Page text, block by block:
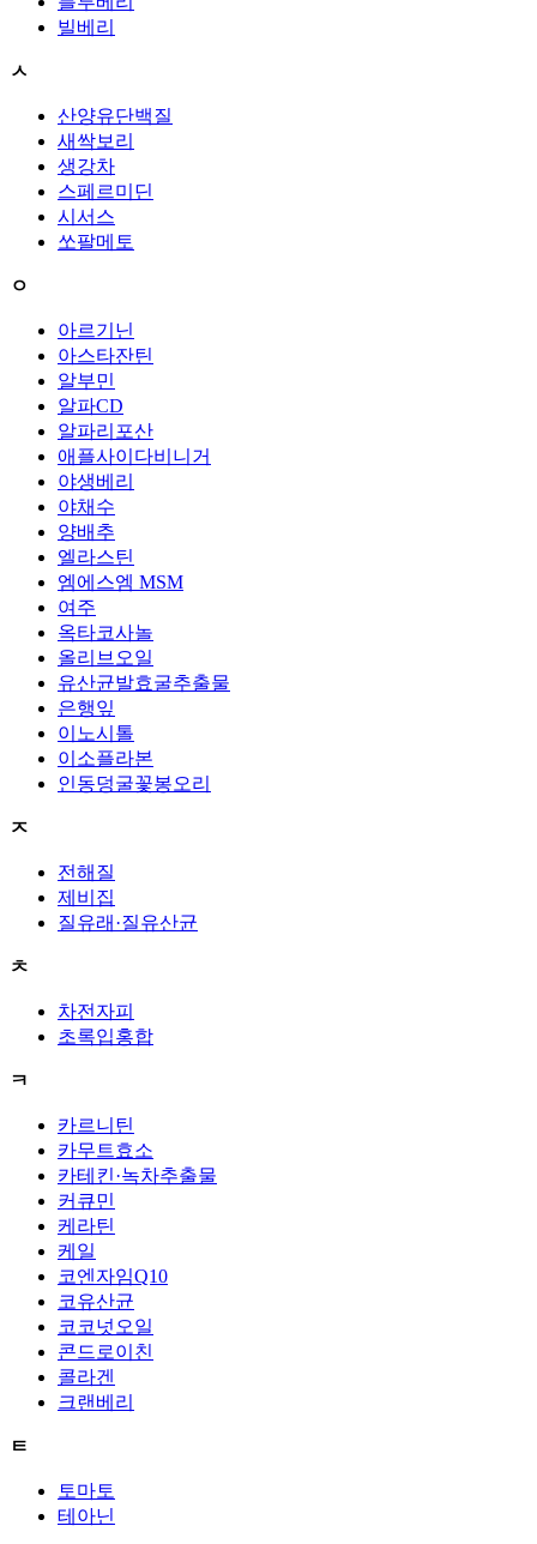
빌베리
ㅅ
산양유단백질
새싹보리
생강차
스페르미딘
시서스
쏘팔메토
ㅇ
아르기닌
아스타잔틴
알부민
알파CD
알파리포산
애플사이다비니거
야생베리
야채수
양배추
엘라스틴
엠에스엠 MSM
여주
옥타코사놀
올리브오일
유산균발효굴추출물
은행잎
이노시톨
이소플라본
인동덩굴꽃봉오리
ㅈ
전해질
제비집
질유래·질유산균
ㅊ
차전자피
초록입홍합
ㅋ
카르니틴
카무트효소
카테킨·녹차추출물
커큐민
케라틴
케일
코엔자임Q10
코유산균
코코넛오일
콘드로이친
콜라겐
크랜베리
ㅌ
토마토
테아닌